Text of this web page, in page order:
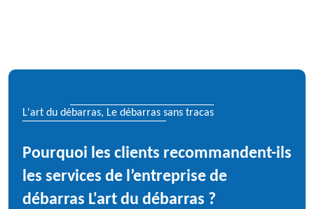
L'art du débarras, Le débarras sans tracas
Pourquoi les clients recommandent-ils
les services de l’entreprise de
débarras L'art du débarras ?